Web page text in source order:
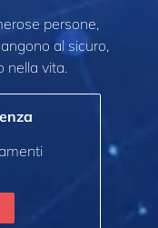
persone,
al sicuro,
nella vita.